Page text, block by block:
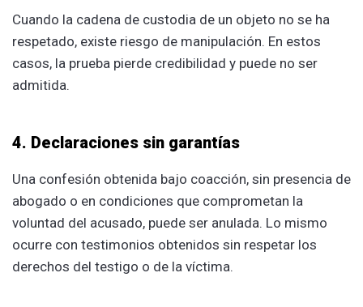
Cuando la cadena de custodia de un objeto no se ha
respetado, existe riesgo de manipulación. En estos
casos, la prueba pierde credibilidad y puede no ser
admitida.
4. Declaraciones sin garantías
Una confesión obtenida bajo coacción, sin presencia de
abogado o en condiciones que comprometan la
voluntad del acusado, puede ser anulada. Lo mismo
ocurre con testimonios obtenidos sin respetar los
derechos del testigo o de la víctima.